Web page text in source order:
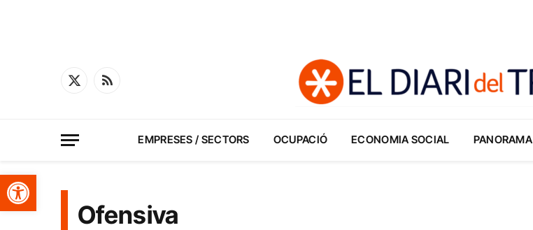
Obre la barra d'eines
X
RSS
EMPRESES / SECTORS OCUPACIÓ ECONOMIA SOCIAL PANORAMA
Ofensiva